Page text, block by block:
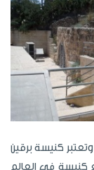
جنين، وتعتبر كنيسة برقين
كنيسة في العالم